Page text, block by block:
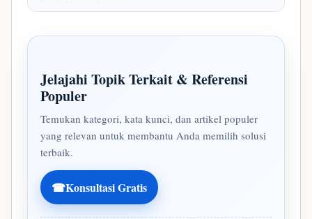
Jelajahi Topik Terkait & Referensi
Populer
Temukan kategori, kata kunci, dan artikel populer
yang relevan untuk membantu Anda memilih solusi
terbaik.
☎Konsultasi Gratis